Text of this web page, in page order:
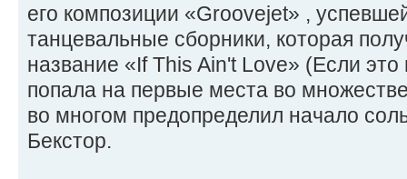
его композиции «Groovejet» ,
танцевальные сборники, которая
название «If This Ain't Love» (Если
попала на первые места во
во многом предопределил начало
Бекстор.